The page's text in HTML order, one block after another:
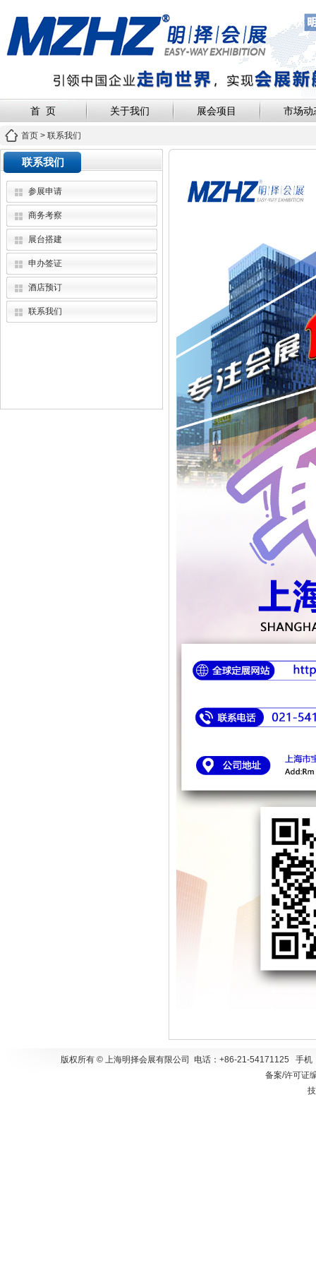
首 页 关于我们 展会项目 市场动
首页 > 联系我们
联系我们
参展申请
商务考察
展台搭建
申办签证
酒店预订
联系我们
版权所有 © 上海明择会展有限公司 电话：+86-21-54171125 手
备案/许可证